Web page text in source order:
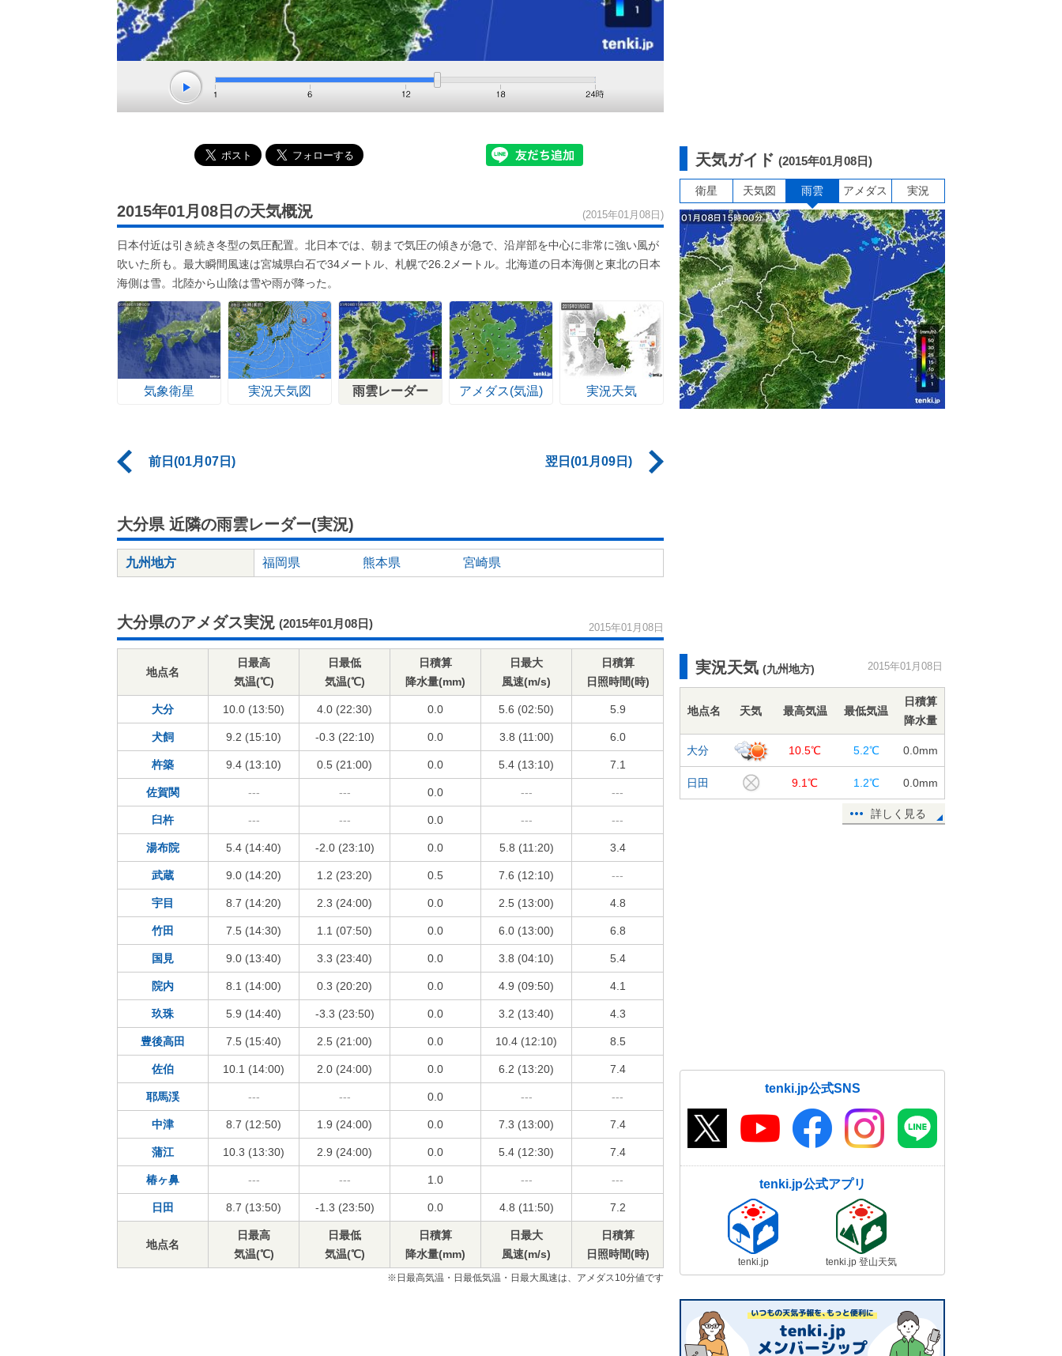
2015年01月08日の天気概況 (2015年01月08日)
日本付近は引き続き冬型の気圧配置。北日本では、朝まで気圧の傾きが急で、沿岸部を中心に非常に強い風が
吹いた所も。最大瞬間風速は宮城県白石で34メートル、札幌で26.2メートル。北海道の日本海側と東北の日本
海側は雪。北陸から山陰は雪や雨が降った。
気象衛星 実況天気図 雨雲レーダー アメダス(気温) 実況天気
前日(01月07日) 翌日(01月09日)
大分県 近隣の雨雲レーダー(実況)
九州地方 福岡県 熊本県 宮崎県
大分県のアメダス実況 (2015年01月08日) 2015年01月08日
地点名
日最高
気温(℃)
日最低
気温(℃)
日積算
降水量(mm)
日最大
風速(m/s)
日積算
日照時間(時)
大分 10.0 (13:50) 4.0 (22:30) 0.0 5.6 (02:50) 5.9
犬飼 9.2 (15:10) -0.3 (22:10) 0.0 3.8 (11:00) 6.0
杵築 9.4 (13:10) 0.5 (21:00) 0.0 5.4 (13:10) 7.1
佐賀関 --- --- 0.0 --- ---
臼杵 --- --- 0.0 --- ---
湯布院 5.4 (14:40) -2.0 (23:10) 0.0 5.8 (11:20) 3.4
武蔵 9.0 (14:20) 1.2 (23:20) 0.5 7.6 (12:10) ---
宇目 8.7 (14:20) 2.3 (24:00) 0.0 2.5 (13:00) 4.8
竹田 7.5 (14:30) 1.1 (07:50) 0.0 6.0 (13:00) 6.8
国見 9.0 (13:40) 3.3 (23:40) 0.0 3.8 (04:10) 5.4
院内 8.1 (14:00) 0.3 (20:20) 0.0 4.9 (09:50) 4.1
玖珠 5.9 (14:40) -3.3 (23:50) 0.0 3.2 (13:40) 4.3
豊後高田 7.5 (15:40) 2.5 (21:00) 0.0 10.4 (12:10) 8.5
佐伯 10.1 (14:00) 2.0 (24:00) 0.0 6.2 (13:20) 7.4
耶馬渓 --- --- 0.0 --- ---
中津 8.7 (12:50) 1.9 (24:00) 0.0 7.3 (13:00) 7.4
蒲江 10.3 (13:30) 2.9 (24:00) 0.0 5.4 (12:30) 7.4
椿ヶ鼻 --- --- 1.0 --- ---
日田 8.7 (13:50) -1.3 (23:50) 0.0 4.8 (11:50) 7.2
地点名
日最高
気温(℃)
日最低
気温(℃)
日積算
降水量(mm)
日最大
風速(m/s)
日積算
日照時間(時)
※日最高気温・日最低気温・日最大風速は、アメダス10分値です
天気ガイド (2015年01月08日)
衛星 天気図 雨雲 アメダス 実況
実況天気 (九州地方) 2015年01月08日
地点名 天気 最高気温 最低気温
日積算
降水量
大分 10.5℃ 5.2℃ 0.0mm
日田 9.1℃ 1.2℃ 0.0mm
詳しく見る
tenki.jp公式SNS
tenki.jp公式アプリ
tenki.jp tenki.jp 登山天気